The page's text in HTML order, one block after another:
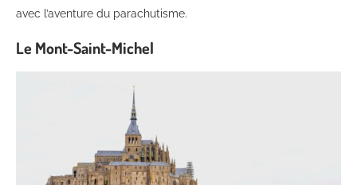
avec l’aventure du parachutisme.
Le Mont-Saint-Michel